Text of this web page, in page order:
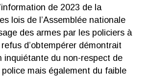
de 2023 de la
lois de l’Assemblée nationale
des armes par les policiers à
refus d’obtempérer démontrait
inquiétante du non-respect de
police mais également du faible